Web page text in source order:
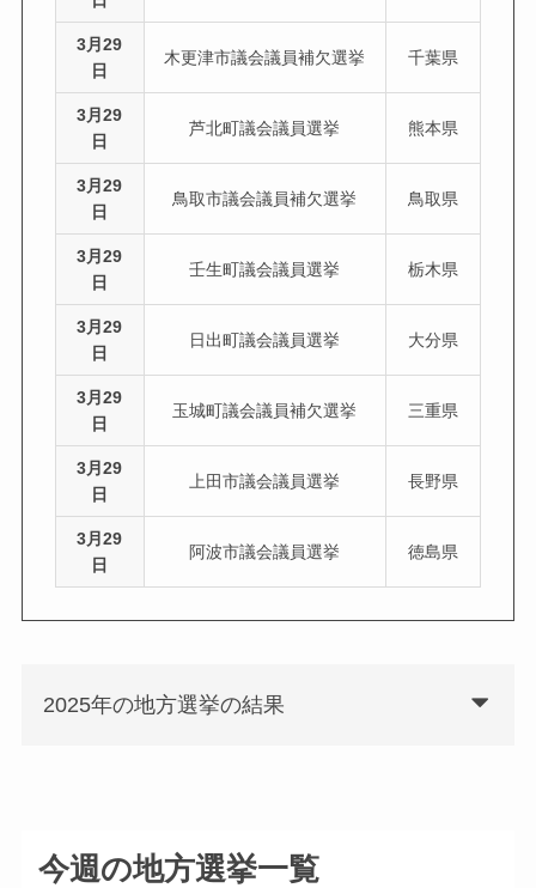
3月29
日
木更津市議会議員補欠選挙 千葉県
3月29
日
芦北町議会議員選挙 熊本県
3月29
日
鳥取市議会議員補欠選挙 鳥取県
3月29
日
壬生町議会議員選挙 栃木県
3月29
日
日出町議会議員選挙 大分県
3月29
日
玉城町議会議員補欠選挙 三重県
3月29
日
上田市議会議員選挙 長野県
3月29
日
阿波市議会議員選挙 徳島県
2025年の地方選挙の結果
今週の地方選挙一覧